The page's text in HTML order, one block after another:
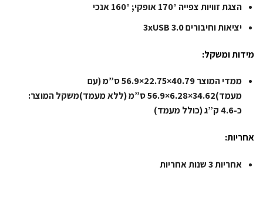
הצגת זוויות צפייה 170° אופקי; 160° אנכי
יציאות וחיבורים3xUSB 3.0
מידות ומשקל:
ממדי המוצר
40.79×22.75×56.9 ס”מ (עם
מעמד)34.62×6.28×56.9 ס”מ (ללא מעמד)משקל המוצר:
כ-4.6 ק”ג (כולל מעמד)
אחריות:
אחריות3 שנות אחריות